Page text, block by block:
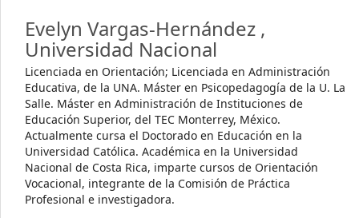
Evelyn Vargas-Hernández ,
Universidad Nacional
Licenciada en Orientación; Licenciada en Administración
Educativa, de la UNA. Máster en Psicopedagogía de la U. La
Salle. Máster en Administración de Instituciones de
Educación Superior, del TEC Monterrey, México.
Actualmente cursa el Doctorado en Educación en la
Universidad Católica. Académica en la Universidad
Nacional de Costa Rica, imparte cursos de Orientación
Vocacional, integrante de la Comisión de Práctica
Profesional e investigadora.